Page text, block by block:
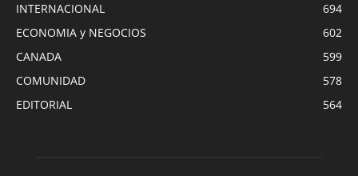
INTERNACIONAL
694
ECONOMIA y NEGOCIOS
602
CANADA
599
COMUNIDAD
578
EDITORIAL
564